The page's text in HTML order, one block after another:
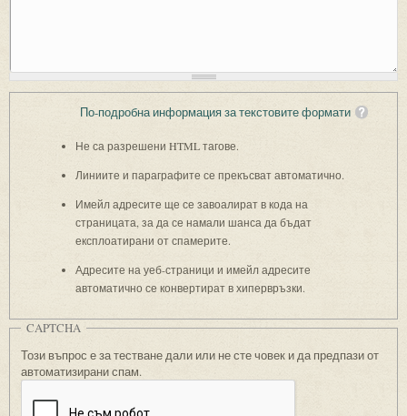
По-подробна информация за текстовите формати
Не са разрешени HTML тагове.
Линиите и параграфите се прекъсват автоматично.
Имейл адресите ще се завоалират в кода на
страницата, за да се намали шанса да бъдат
експлоатирани от спамерите.
Адресите на уеб-страници и имейл адресите
автоматично се конвертират в хипервръзки.
CAPTCHA
Този въпрос е за тестване дали или не сте човек и да предпази от
автоматизирани спам.